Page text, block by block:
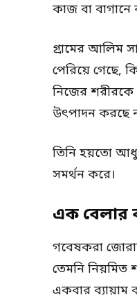
কাজ বা
গ্রামের আলিম
পেরিয়ে গেছে,
নিজের শরীরকে
উৎপাদন করছে
তিনি হয়তো
সমর্থন করে।
এক বেলার
গবেষকরা
তেমনি নিয়মিত
একবার ব্যায়াম